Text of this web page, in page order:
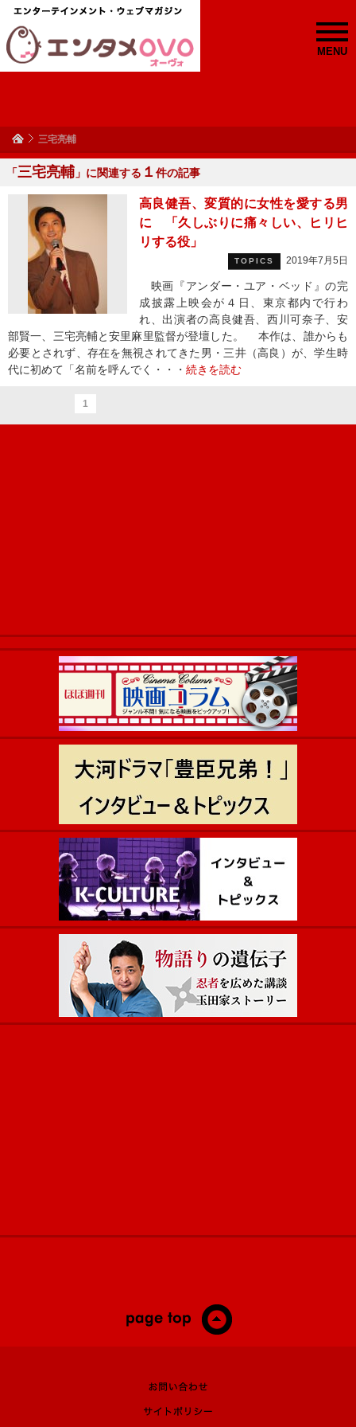
MENU
三宅亮輔
「三宅亮輔 」に関連する １ 件の記事
高良健吾、変質的に女性を愛する男
に 「久しぶりに痛々しい、ヒリヒ
リする役」
TOPICS 2019年7月5日
映画『アンダー・ユア・ベッド』の完
成披露上映会が４日、東京都内で行わ
れ、出演者の高良健吾、西川可奈子、安
部賢一、三宅亮輔と安里麻里監督が登壇した。 本作は、誰からも
必要とされず、存在を無視されてきた男・三井（高良）が、学生時
代に初めて「名前を呼んでく・・・ 続きを読む
1